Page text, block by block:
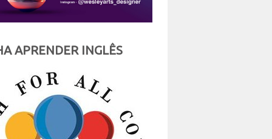
APRENDER INGLÊS